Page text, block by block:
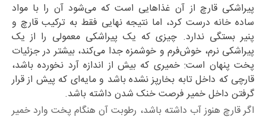
پیراشکی قارچ از آن غذاهایی است که می‌شود آن را با مواد
ساده خانه درست کرد، اما نتیجه نهایی فقط به ترکیب قارچ و
پنیر بستگی ندارد. چیزی که یک پیراشکی معمولی را از یک
پیراشکی نرم، خوش‌فرم و خوشمزه جدا می‌کند، بیشتر در جزئیات
پخت پنهان است: خمیری که بیش از اندازه آرد نخورده باشد،
قارچی که داخل تابه بخارپز نشده باشد و مایه‌ای که پیش از قرار
گرفتن داخل خمیر فرصت خنک شدن داشته باشد.
اگر قارچ هنوز آب داشته باشد، رطوبت آن هنگام پخت وارد خمیر